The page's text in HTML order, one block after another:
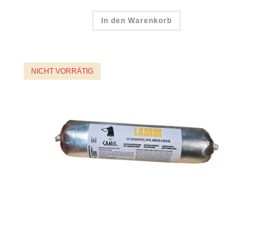
In den Warenkorb
NICHT VORRÄTIG